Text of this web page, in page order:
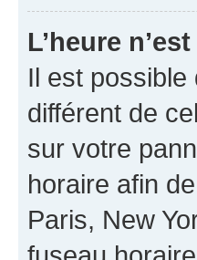
L’heure
Il est possible
différent de
sur votre
horaire afin
Paris, New